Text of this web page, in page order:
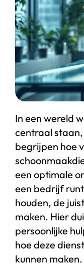
In een wereld
centraal
begrijpen hoe
een optimale
een bedrijf
houden, de
maken. Hier
persoonlijke
hoe deze
kunnen maken.